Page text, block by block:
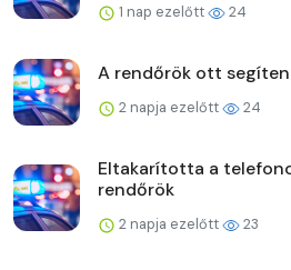
1 nap ezelőtt 24
A rendőrök ott
2 napja ezelőtt 24
Eltakarította a
rendőrök
2 napja ezelőtt 23